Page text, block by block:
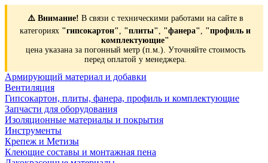
⚠️ Внимание! В связи с техническими работами на сайте в
категориях "гипсокартон", "плиты", "фанера", "профиль и
комплектующие"
цена указана за погонный метр (п.м.). Уточняйте стоимость
перед оплатой у менеджера.
Армирующий материал и добавки
Вентиляция
Гипсокартон, плиты, фанера, профиль и комплектующие
Запчасти для оборудования
Изоляционные материалы и покрытия
Инструменты
Крепеж и Метизы
Клеющие составы и монтажная пена